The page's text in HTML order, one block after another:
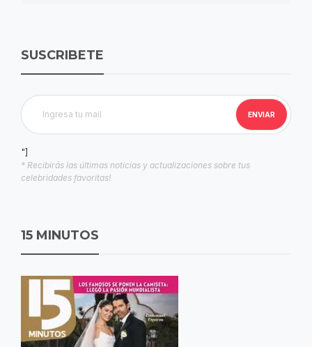
SUSCRIBETE
"]
* Recibirás las últimas noticias y actualizaciones sobre tus
celebridades favoritas!
15 MINUTOS